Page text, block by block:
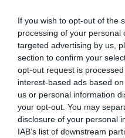
If you wish to opt-out of the
processing of your personal
targeted advertising by us,
section to confirm your
opt-out request is
interest-based ads based
us or personal information
your opt-out. You may
disclosure of your personal
IAB’s list of downstream